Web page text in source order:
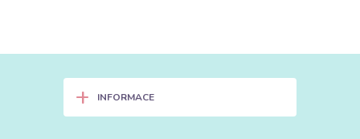
+ INFORMACE